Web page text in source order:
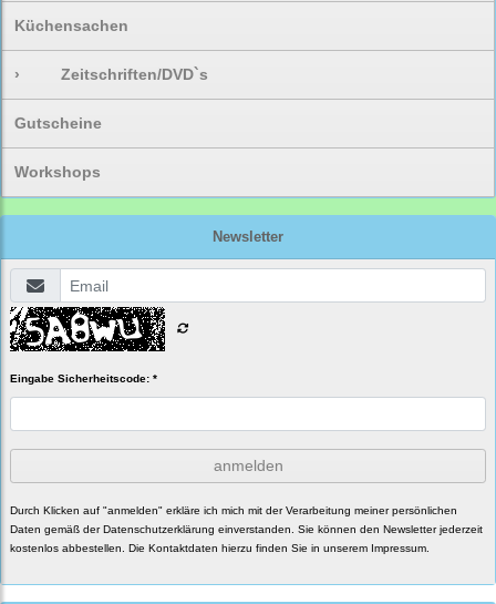
Küchensachen
› Zeitschriften/DVD`s
Gutscheine
Workshops
Newsletter
Eingabe Sicherheitscode: *
anmelden
Durch Klicken auf "anmelden" erkläre ich mich mit der Verarbeitung meiner persönlichen
Daten gemäß der Datenschutzerklärung einverstanden. Sie können den Newsletter jederzeit
kostenlos abbestellen. Die Kontaktdaten hierzu finden Sie in unserem Impressum.